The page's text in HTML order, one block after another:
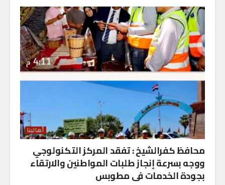
أهالينا
محافظ كفرالشيخ : تفقد المركز التكنولوجي
ووجه بسرعة إنجاز طلبات المواطنين والارتقاء
بجودة الخدمات فى مطوبس